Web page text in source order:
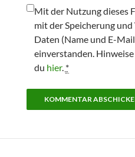
Mit der Nutzung dieses
mit der Speicherung
Daten (Name und E-
einverstanden.
du hier. *